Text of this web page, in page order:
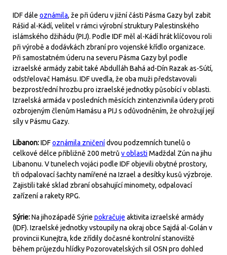
IDF dále oznámila, že při úderu v jižní části Pásma Gazy byl zabit
Rášid al-Kádí, velitel v rámci výrobní struktury Palestinského
islámského džihádu (PIJ). Podle IDF měl al-Kádí hrát klíčovou roli
při výrobě a dodávkách zbraní pro vojenské křídlo organizace.
Při samostatném úderu na severu Pásma Gazy byl podle
izraelské armády zabit také Abdulláh Bahá ad-Dín Razak as-Sútí,
odstřelovač Hamásu. IDF uvedla, že oba muži představovali
bezprostřední hrozbu pro izraelské jednotky působící v oblasti.
Izraelská armáda v posledních měsících zintenzivnila údery proti
ozbrojeným členům Hamásu a PIJ s odůvodněním, že ohrožují její
síly v Pásmu Gazy.
Libanon:IDFoznámila zničenídvou podzemních tunelů o
celkové délce přibližně 200 metrů v oblastiMadždal Zún na jihu
Libanonu. V tunelech vojáci podle IDF objevili obytné prostory,
tři odpalovací šachty namířené na Izrael a desítky kusů výzbroje.
Zajistili také sklad zbraní obsahující minomety, odpalovací
zařízení a rakety RPG.
Sýrie:Na jihozápadě Sýrie pokračuje aktivita izraelské armády
(IDF). Izraelské jednotky vstoupily na okraj obce Sajdá al-Golán v
provincii Kunejtra, kde zřídily dočasné kontrolní stanoviště
během průjezdu hlídky Pozorovatelských sil OSN pro dohled